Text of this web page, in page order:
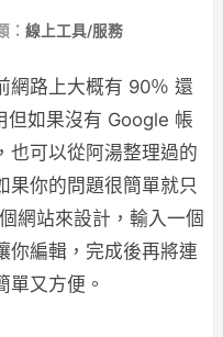
： 線上工具/服務
網路上大概有 90％ 還
但如果沒有 Google 帳
也可以從阿湯整理過的
果你的問題很簡單就只
網站來設計，輸入一個
你編輯，完成後再將連
單又方便。